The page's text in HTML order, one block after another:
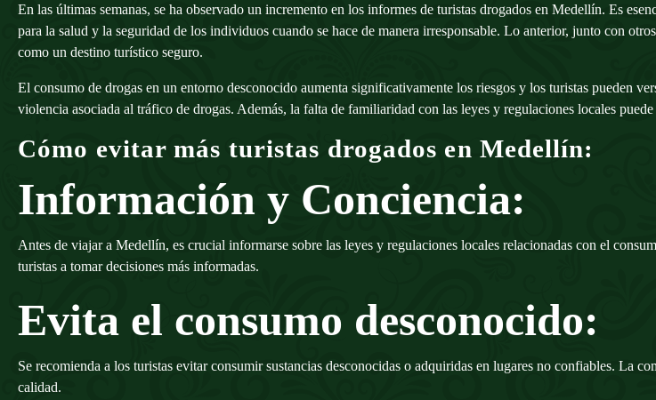
En las últimas semanas, se ha observado un incremento en los informes de turistas drogados en Medellín. Es
para la salud y la seguridad de los individuos cuando se hace de manera irresponsable. Lo anterior, junto con
como un destino turístico seguro.
El consumo de drogas en un entorno desconocido aumenta significativamente los riesgos y los turistas pueden
violencia asociada al tráfico de drogas. Además, la falta de familiaridad con las leyes y regulaciones locales
Cómo evitar más turistas drogados en Medellín:
Información y Conciencia:
Antes de viajar a Medellín, es crucial informarse sobre las leyes y regulaciones locales relacionadas con el
turistas a tomar decisiones más informadas.
Evita el consumo desconocido:
Se recomienda a los turistas evitar consumir sustancias desconocidas o adquiridas en lugares no confiables. La
calidad.